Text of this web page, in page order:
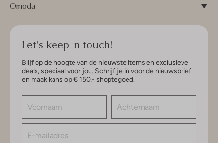
Omoda
Let's keep in touch!
Blijf op de hoogte van de nieuwste items en exclusieve
deals, speciaal voor jou. Schrijf je in voor de nieuwsbrief
en maak kans op € 150,- shoptegoed.